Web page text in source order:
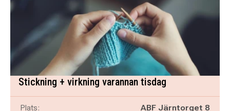
Stickning + virkning varannan tisdag
Plats:
ABF Järntorget 8